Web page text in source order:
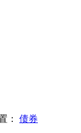
： 债券